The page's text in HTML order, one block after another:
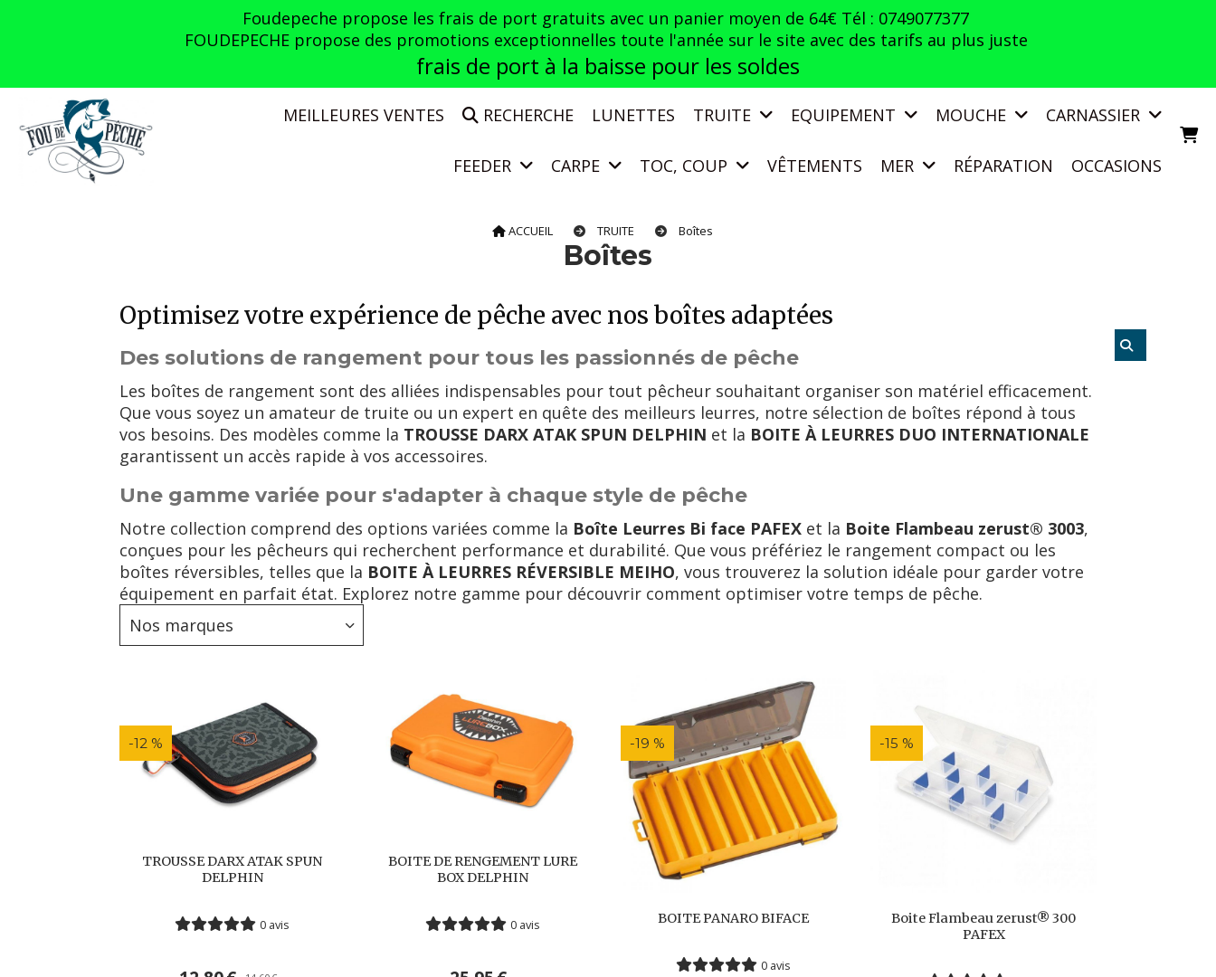
Foudepeche propose les frais de port gratuits avec un panier moyen de 64€ Tél : 0749077377
FOUDEPECHE propose des promotions exceptionnelles toute l'année sur le site avec des tarifs au plus juste
frais de port à la baisse pour les soldes
MEILLEURES VENTES RECHERCHE LUNETTES TRUITE EQUIPEMENT MOUCHE CARNASSIER
FEEDER CARPE TOC, COUP VÊTEMENTS MER RÉPARATION OCCASIONS
ACCUEIL TRUITE Boîtes
Boîtes
Optimisez votre expérience de pêche avec nos boîtes adaptées
Des solutions de rangement pour tous les passionnés de pêche
Les boîtes de rangement sont des alliées indispensables pour tout pêcheur souhaitant organiser son matériel efficacement.
Que vous soyez un amateur de truite ou un expert en quête des meilleurs leurres, notre sélection de boîtes répond à tous
vos besoins. Des modèles comme la TROUSSE DARX ATAK SPUN DELPHIN et la BOITE À LEURRES DUO INTERNATIONALE
garantissent un accès rapide à vos accessoires.
Une gamme variée pour s'adapter à chaque style de pêche
Notre collection comprend des options variées comme la Boîte Leurres Bi face PAFEX et la Boite Flambeau zerust® 3003,
conçues pour les pêcheurs qui recherchent performance et durabilité. Que vous préfériez le rangement compact ou les
boîtes réversibles, telles que la BOITE À LEURRES RÉVERSIBLE MEIHO, vous trouverez la solution idéale pour garder votre
équipement en parfait état. Explorez notre gamme pour découvrir comment optimiser votre temps de pêche.
Nos marques
-12 %
TROUSSE DARX ATAK SPUN
DELPHIN
0 avis
BOITE DE RENGEMENT LURE
BOX DELPHIN
0 avis
-19 %
BOITE PANARO BIFACE
0 avis
-15 %
Boite Flambeau zerust® 300
PAFEX